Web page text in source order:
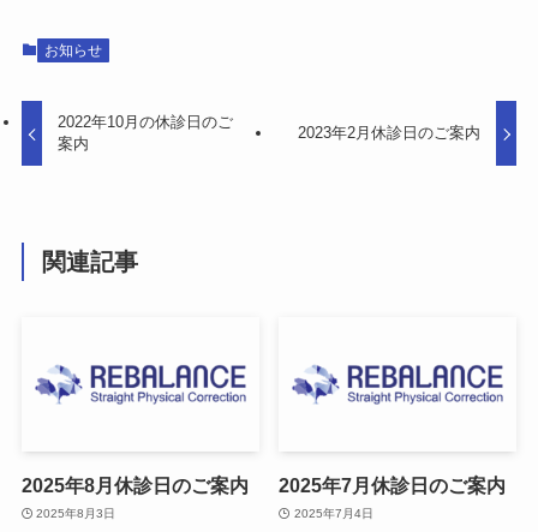
お知らせ
2022年10月の休診日のご
案内
2023年2月休診日のご案内
関連記事
2025年8月休診日のご案内
2025年8月3日
2025年7月休診日のご案内
2025年7月4日